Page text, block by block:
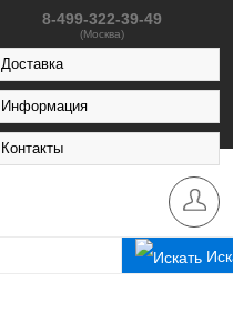
8-499-322-39-49
(Москва)
Доставка
Информация
Контакты